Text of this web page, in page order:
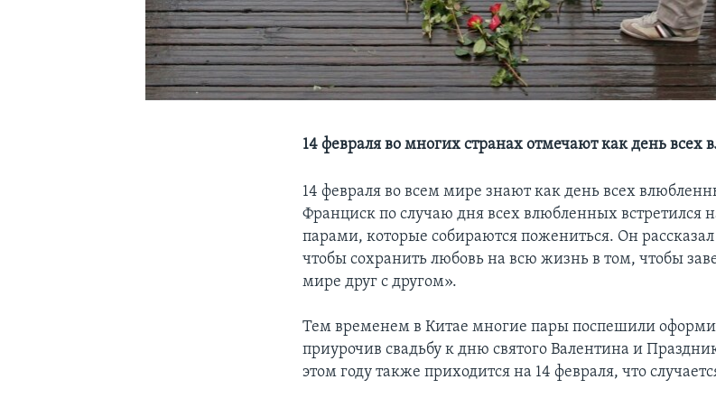
14 февраля во многих странах отмечают как день всех
14 февраля во всем мире знают как день всех
Франциск по случаю дня всех влюбленных встретился
парами, которые собираются пожениться. Он
чтобы сохранить любовь на всю жизнь в том, чтобы
мире друг с другом».
Тем временем в Китае многие пары поспешили
приурочив свадьбу к дню святого Валентина и
этом году также приходится на 14 февраля, что